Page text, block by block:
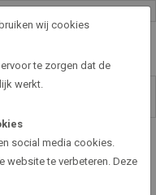
wij cookies
te zorgen dat de
werkt.
social media cookies.
website te verbeteren. Deze
ideeën